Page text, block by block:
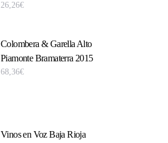
26,26€
Colombera & Garella Alto
Piamonte Bramaterra 2015
68,36€
Vinos en Voz Baja Rioja